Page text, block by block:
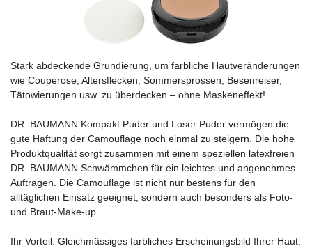
Stark abdeckende Grundierung, um farbliche Hautveränderungen
wie Couperose, Altersflecken, Sommersprossen, Besenreiser,
Tätowierungen usw. zu überdecken – ohne Maskeneffekt!
DR. BAUMANN Kompakt Puder und Loser Puder vermögen die
gute Haftung der Camouflage noch einmal zu steigern. Die hohe
Produktqualität sorgt zusammen mit einem speziellen latexfreien
DR. BAUMANN Schwämmchen für ein leichtes und angenehmes
Auftragen. Die Camouflage ist nicht nur bestens für den
alltäglichen Einsatz geeignet, sondern auch besonders als Foto-
und Braut-Make-up.
Ihr Vorteil: Gleichmässiges farbliches Erscheinungsbild Ihrer Haut.